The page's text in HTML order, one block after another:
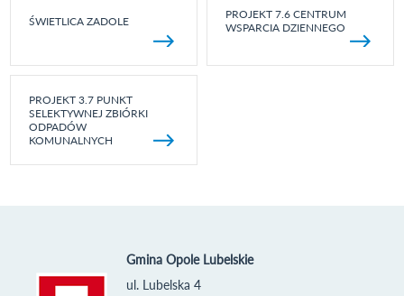
ŚWIETLICA ZADOLE
PROJEKT 7.6 CENTRUM
WSPARCIA DZIENNEGO
PROJEKT 3.7 PUNKT
SELEKTYWNEJ ZBIÓRKI
ODPADÓW
KOMUNALNYCH
Gmina Opole Lubelskie
ul. Lubelska 4